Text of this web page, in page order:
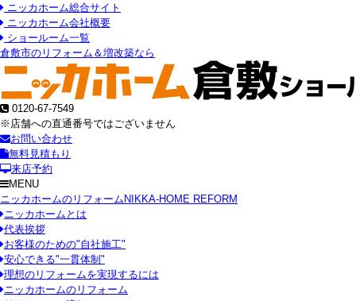
ニッカホーム総合サイト
ニッカホーム会社概要
ショールーム一覧
倉敷市のリフォーム＆増改築なら
0120-67-7549
※店舗への直通番号ではございません
お問い合わせ
無料見積もり
来店予約
MENU
ニッカホームのリフォーム NIKKA-HOME REFORM
ニッカホームとは
代表挨拶
お客様のための"自社施工"
安心できる"一貫体制"
理想のリフォームを実現するには
ニッカホームのリフォーム